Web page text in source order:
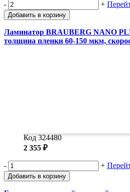
- +
Добавить в корзину
Ламинатор BRAUBERG NANO
толщина пленки 60-150 мкм,
Код 324480
2 355 ₽
- +
Добавить в корзину